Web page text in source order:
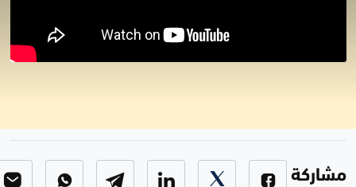
مشاركة